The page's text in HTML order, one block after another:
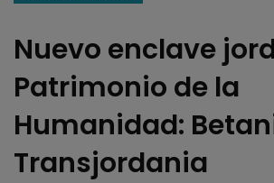
Nuevo enclave
Patrimonio de la
Humanidad:
Transjordania